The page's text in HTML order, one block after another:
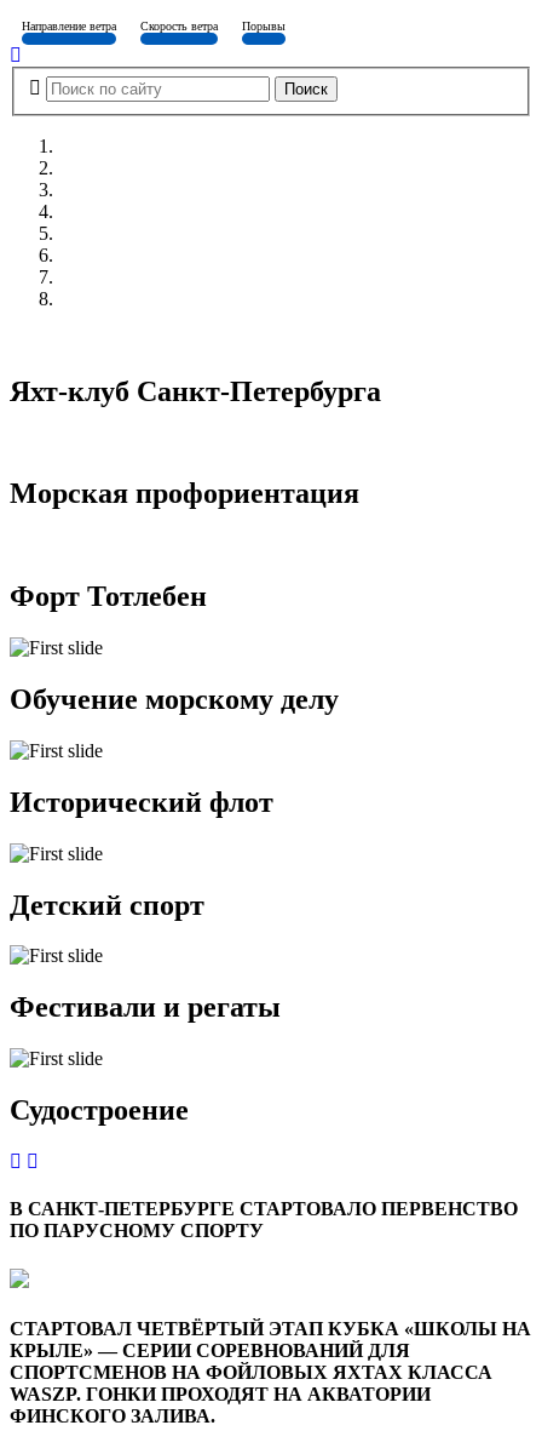
Направление ветра Скорость ветра Порывы
Яхт-клуб Санкт-Петербурга
Морская профориентация
Форт Тотлебен
Обучение морскому делу
Исторический флот
Детский спорт
Фестивали и регаты
Судостроение
В САНКТ-ПЕТЕРБУРГЕ СТАРТОВАЛО ПЕРВЕНСТВО
ПО ПАРУСНОМУ СПОРТУ
СТАРТОВАЛ ЧЕТВЁРТЫЙ ЭТАП КУБКА «ШКОЛЫ НА
КРЫЛЕ» — СЕРИИ СОРЕВНОВАНИЙ ДЛЯ
СПОРТСМЕНОВ НА ФОЙЛОВЫХ ЯХТАХ КЛАССА
WASZP. ГОНКИ ПРОХОДЯТ НА АКВАТОРИИ
ФИНСКОГО ЗАЛИВА.